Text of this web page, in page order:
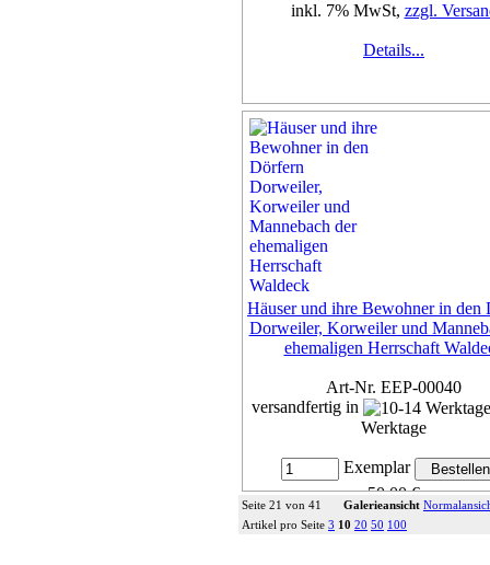
inkl. 7% MwSt, zzgl.
Details...
Häuser und ihre Bewohner in den
Dorweiler, Korweiler und
ehemaligen Herrschaft
Art-Nr. EEP-00040
versandfertig in
Werktage
Exemplar
50,00 €
inkl. 7% MwSt,zzgl.
Seite 21 von 41 Galerieansicht
Artikel pro Seite 3 10 20 50 100